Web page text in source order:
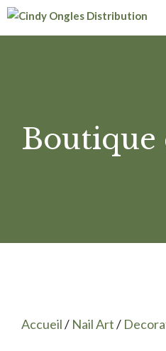
Aller
Boutique
Accueil/ Nail Art/